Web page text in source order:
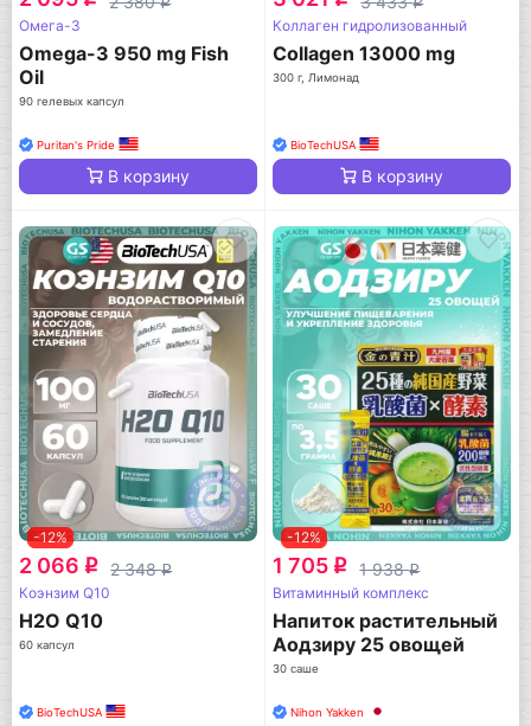
Омега-3
Omega-3 950 mg Fish
Oil
90 гелевых капсул
Puritan's Pride
В корзину
Коллаген гидролизованный
Collagen 13000 mg
300 г, Лимонад
BioTechUSA
В корзину
-12%
2 066 q 2 348q
Коэнзим Q10
H2O Q10
60 капсул
BioTechUSA
-12%
1 705 q 1 938q
Витаминный комплекс
Напиток растительный
Аодзиру 25 овощей
30 саше
Nihon Yakken